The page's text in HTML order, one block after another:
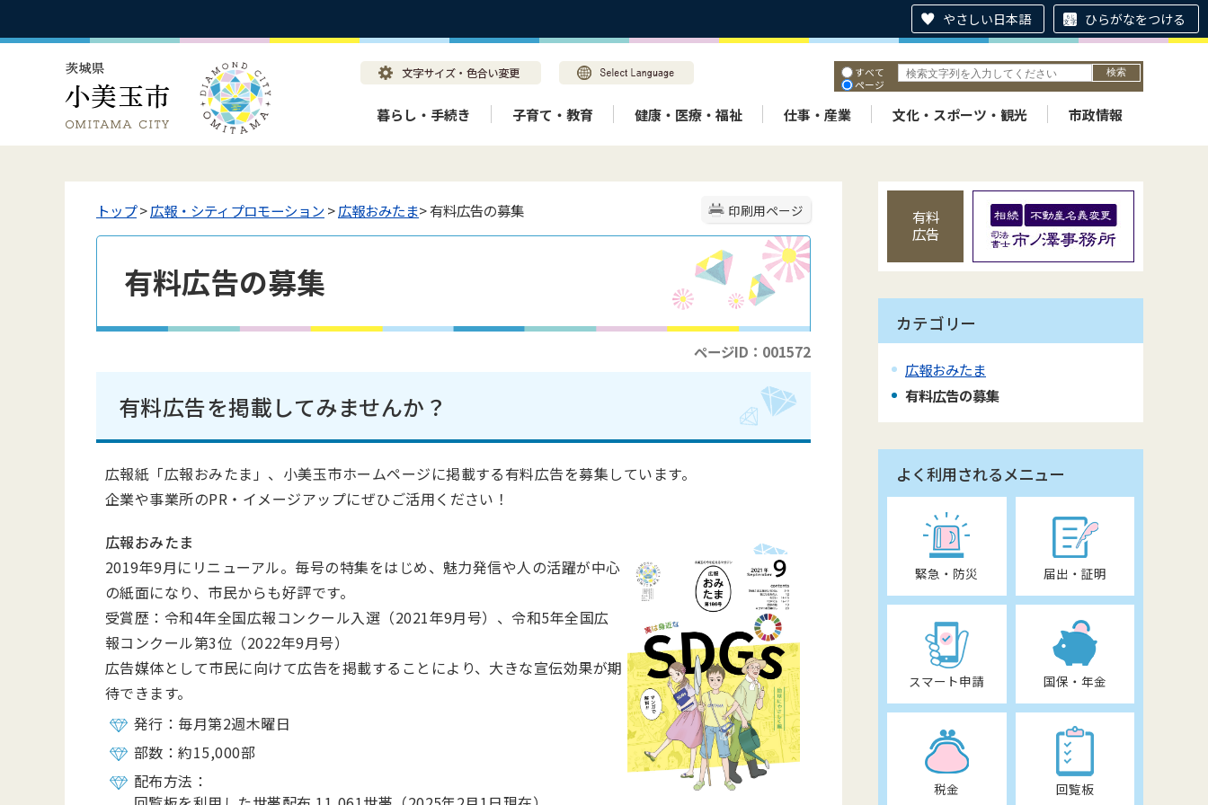
やさしい日本語 ひらがなをつける
すべて
ページ
暮らし・手続き 子育て・教育 健康・医療・福祉 仕事・産業 文化・スポーツ・観光 市政情報
印刷用ページ
トップ>広報・シティプロモーション>広報おみたま> 有料広告の募集
有料広告の募集
ページID：001572
有料広告を掲載してみませんか？
広報紙「広報おみたま」、小美玉市ホームページに掲載する有料広告を募集しています。
企業や事業所のPR・イメージアップにぜひご活用ください！
広報おみたま
2019年9月にリニューアル。毎号の特集をはじめ、魅力発信や人の活躍が中心
の紙面になり、市民からも好評です。
受賞歴： 令和4年全国広報コンクール入選（2021年9月号）、令和5年全国広
報コンクール第3位（2022年9月号）
広告媒体として市民に向けて広告を掲載することにより、大きな宣伝効果が期
待できます。
発行：毎月第2週木曜日
部数：約15,000部
配布方法：
有料
広告
カテゴリー
広報おみたま
有料広告の募集
よく利用されるメニュー
緊急・防災 届出・証明
スマート申請 国保・年金
税金 回覧板